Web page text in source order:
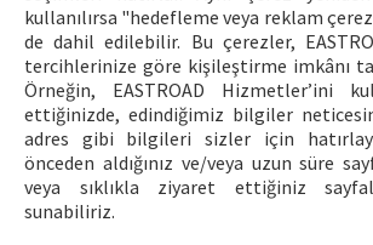
kullanılırsa "hedefleme veya reklam
de dahil edilebilir. Bu çerezler,
tercihlerinize göre kişileştirme imkânı
Örneğin, EASTROAD Hizmetler’ini
ettiğinizde, edindiğimiz bilgiler
adres gibi bilgileri sizler için
önceden aldığınız ve/veya uzun süre
veya sıklıkla ziyaret ettiğiniz
sunabiliriz.